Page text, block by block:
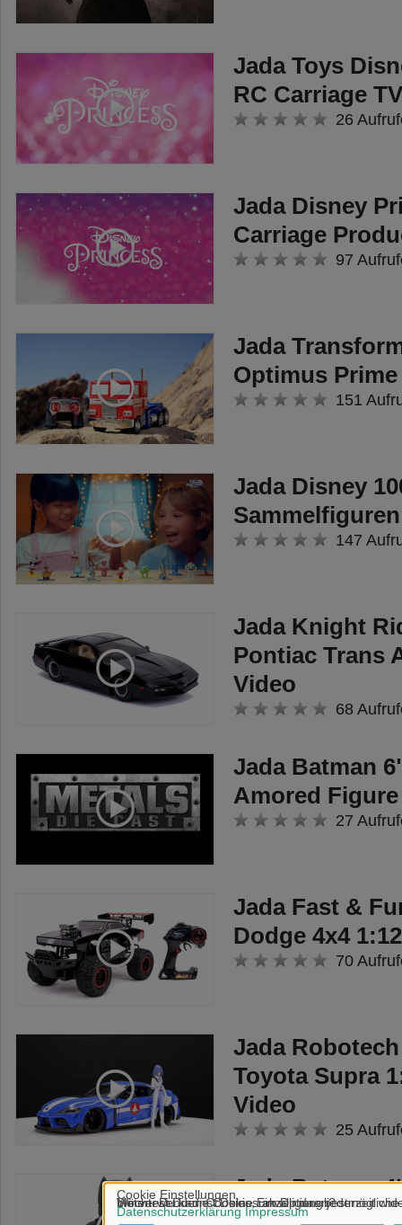
Jada Toys
RC Carriage
26
Jada Disney
Carriage
97
Jada
Optimus
151
Jada Disney
147
Jada Knight
Pontiac Trans
Video
68
Jada Batman
Amored
27
Jada Fast &
Dodge 4x4
70
Jada
Toyota Supra
Video
25
Jada Batman
Amored